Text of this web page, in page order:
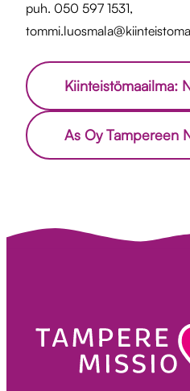
puh. 050 597 1531,
Kiinteistömaailma:
As Oy Tampereen